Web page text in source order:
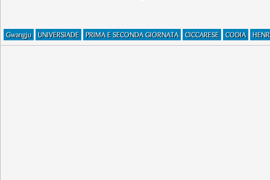
Gwangju UNIVERSIADE PRIMA E SECONDA GIORNATA CICCARESE CODIA